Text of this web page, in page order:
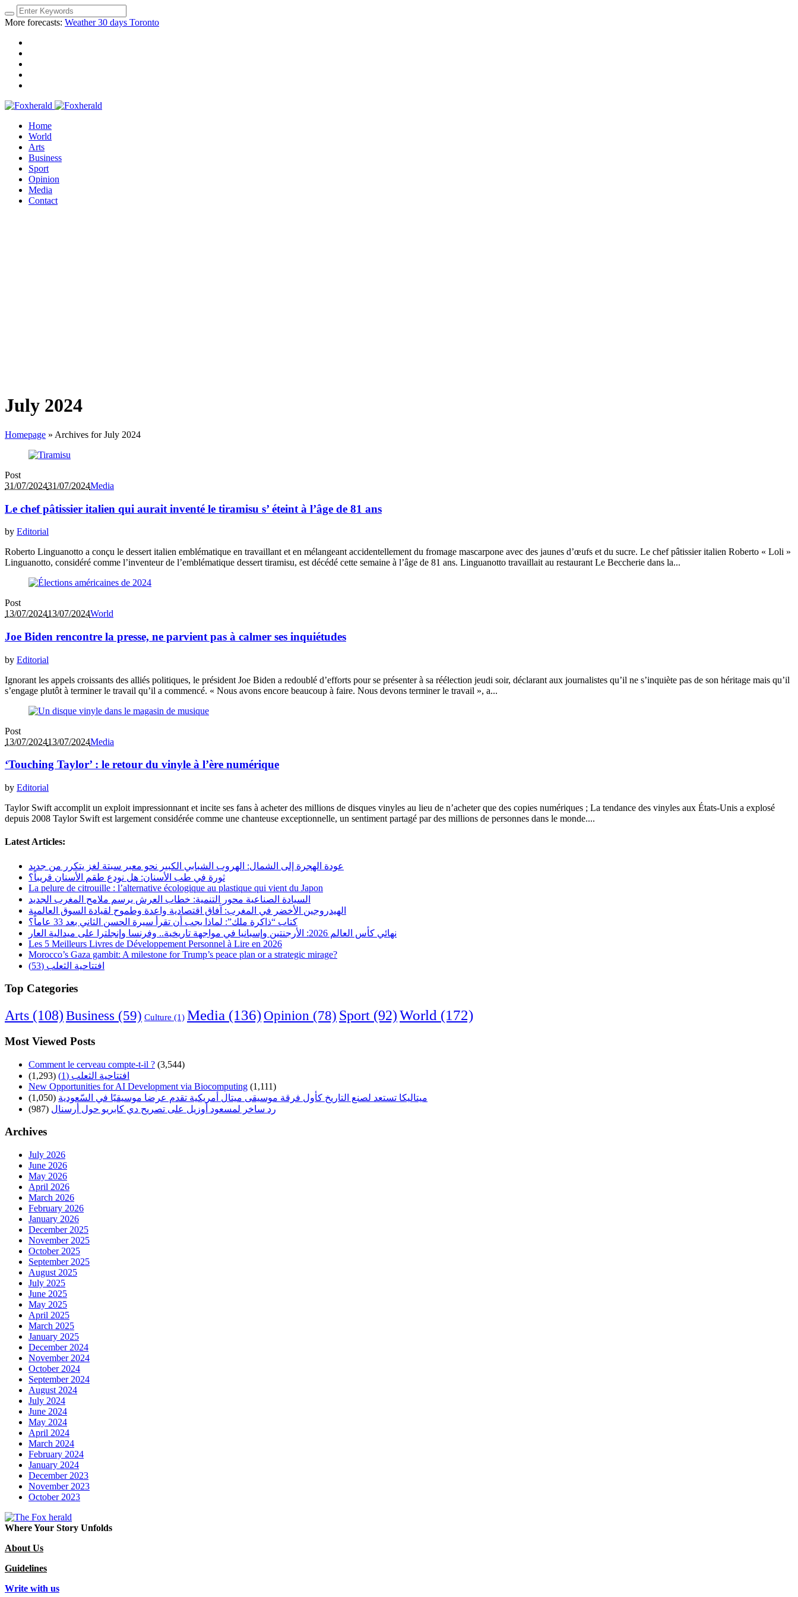
More forecasts: Weather 30 days Toronto
Home
World
Arts
Business
Sport
Opinion
Media
Contact
July 2024
Homepage » Archives for July 2024
Post
31/07/202431/07/2024Media
Le chef pâtissier italien qui aurait inventé le tiramisu s’ éteint à l’âge de 81 ans
by Editorial
Roberto Linguanotto a conçu le dessert italien emblématique en travaillant et en mélangeant accidentellement du fromage mascarpone avec des jaunes d’œufs et du sucre. Le chef pâtissier italien Roberto « Loli »
Linguanotto, considéré comme l’inventeur de l’emblématique dessert tiramisu, est décédé cette semaine à l’âge de 81 ans. Linguanotto travaillait au restaurant Le Beccherie dans la...
Post
13/07/202413/07/2024World
Joe Biden rencontre la presse, ne parvient pas à calmer ses inquiétudes
by Editorial
Ignorant les appels croissants des alliés politiques, le président Joe Biden a redoublé d’efforts pour se présenter à sa réélection jeudi soir, déclarant aux journalistes qu’il ne s’inquiète pas de son héritage mais qu’il
s’engage plutôt à terminer le travail qu’il a commencé. « Nous avons encore beaucoup à faire. Nous devons terminer le travail », a...
Post
13/07/202413/07/2024Media
‘Touching Taylor’ : le retour du vinyle à l’ère numérique
by Editorial
Taylor Swift accomplit un exploit impressionnant et incite ses fans à acheter des millions de disques vinyles au lieu de n’acheter que des copies numériques ; La tendance des vinyles aux États-Unis a explosé
depuis 2008 Taylor Swift est largement considérée comme une chanteuse exceptionnelle, un sentiment partagé par des millions de personnes dans le monde....
Latest Articles:
عودة الهجرة إلى الشمال: الهروب الشبابي الكبير نحو معبر سبتة لغز يتكرر من جديد
ثورة في طب الأسنان: هل نودع طقم الأسنان قريباً؟
La pelure de citrouille : l’alternative écologique au plastique qui vient du Japon
السيادة الصناعية محور التنمية: خطاب العرش يرسم ملامح المغرب الجديد
الهيدروجين الأخضر في المغرب: آفاق اقتصادية واعدة وطموح لقيادة السوق العالمية
كتاب “ذاكرة ملك”: لماذا يجب أن تقرأ سيرة الحسن الثاني بعد 33 عاماً؟
نهائي كأس العالم 2026: الأرجنتين وإسبانيا في مواجهة تاريخية.. وفرنسا وإنجلترا على ميدالية العار
Les 5 Meilleurs Livres de Développement Personnel à Lire en 2026
Morocco’s Gaza gambit: A milestone for Trump’s peace plan or a strategic mirage?
افتتاحية الثعلب (53)
Top Categories
Arts (108) Business (59) Culture (1) Media (136)Opinion (78) Sport (92)World (172)
Most Viewed Posts
Comment le cerveau compte-t-il ? (3,544)
افتتاحية الثعلب (1)
(1,293)
New Opportunities for AI Development via Biocomputing (1,111)
ميتاليكا تستعد لصنع التاريخ كأول فرقة موسيقى ميتال أمريكية تقدم عرضا موسيقيًا في السّعودية (1,050)
رد ساخر لمسعود أوزيل على تصريح دي كابريو حول أرسنال (987)
Archives
July 2026
June 2026
May 2026
April 2026
March 2026
February 2026
January 2026
December 2025
November 2025
October 2025
September 2025
August 2025
July 2025
June 2025
May 2025
April 2025
March 2025
January 2025
December 2024
November 2024
October 2024
September 2024
August 2024
July 2024
June 2024
May 2024
April 2024
March 2024
February 2024
January 2024
December 2023
November 2023
October 2023
Where Your Story Unfolds
About Us
Guidelines
Write with us